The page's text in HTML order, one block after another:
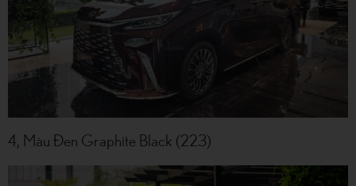
4, Màu Đen Graphite Black (223)